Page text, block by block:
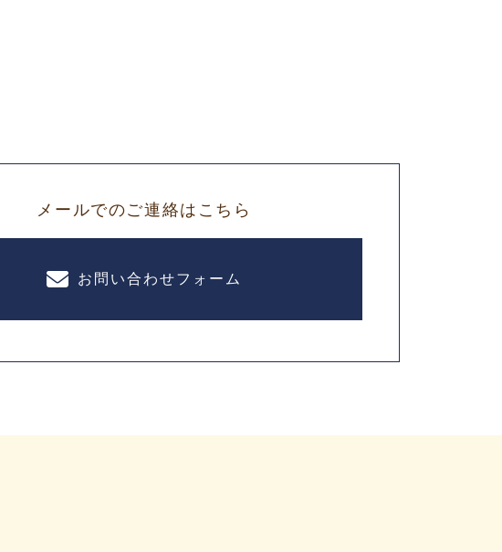
メールでのご連絡はこちら
お問い合わせフォーム